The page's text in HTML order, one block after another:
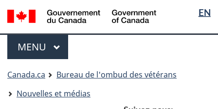
Aller
au
contenu
Skip
to
"About
Passer
à
la
la
EN
Menu
MENU PRINCIPAL
Vous
êtes
ici
Canada.ca
Bureau de l'ombud des vétérans
Nouvelles et médias